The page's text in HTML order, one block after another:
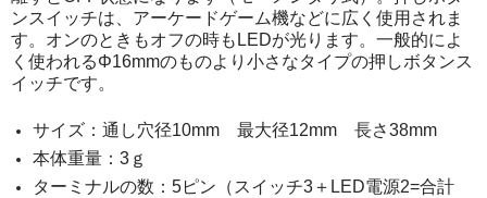
アクリル板
ツール・計測
オシロスコープ
はんだ
ンスイッチは、アーケードゲーム機などに広く使用されま
す。オンのときもオフの時もLEDが光ります。一般的によ
く使われるΦ16mmのものより小さなタイプの押しボタンス
イッチです。
サイズ：通し穴径10mm 最大径12mm 長さ38mm
本体重量：3ｇ
ターミナルの数：5ピン（スイッチ3＋LED電源2=合計